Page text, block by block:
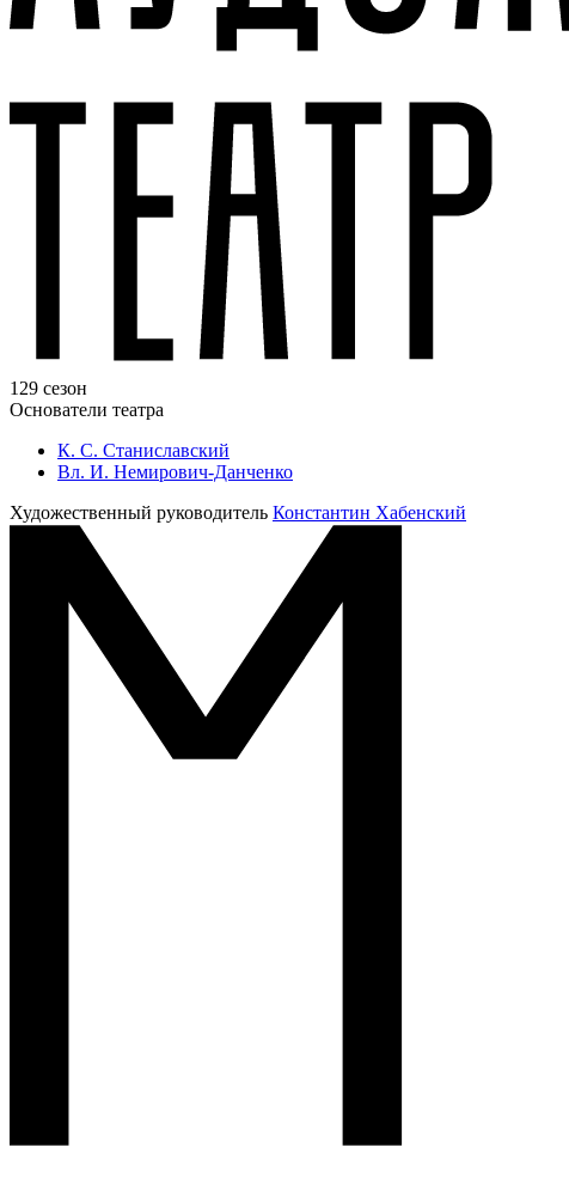
129 сезон
Основатели театра
К. С. Станиславский
Вл. И. Немирович-Данченко
Художественный руководитель Константин Хабенский